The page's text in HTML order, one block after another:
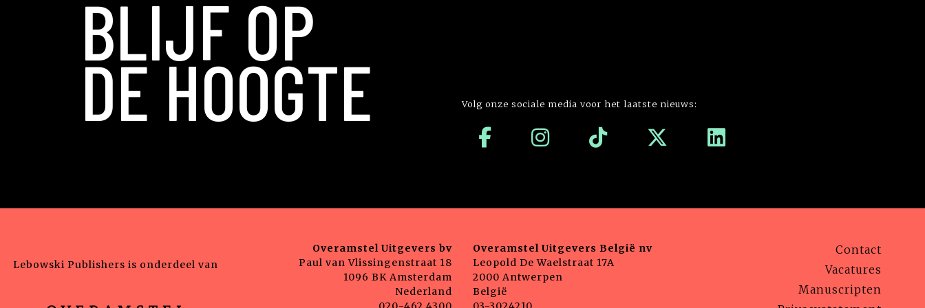
BLIJF OP
DE HOOGTE Volg onze sociale media voor het laatste nieuws:
Lebowski Publishers is onderdeel van
Overamstel Uitgevers bv
Paul van Vlissingenstraat 18
1096 BK Amsterdam
Nederland
Overamstel Uitgevers België nv
Leopold De Waelstraat 17A
2000 Antwerpen
België
Contact
Vacatures
Manuscripten